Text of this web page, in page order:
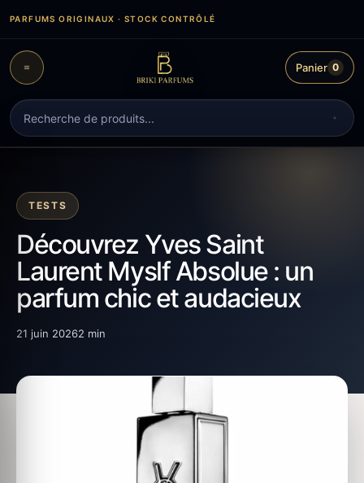
contenu
PARFUMS ORIGINAUX · STOCK CONTRÔLÉ
Recherche
de
produits
Panier 0
TESTS
Découvrez Yves Saint
Laurent Myslf Absolue : un
parfum chic et audacieux
21 juin 20262 min